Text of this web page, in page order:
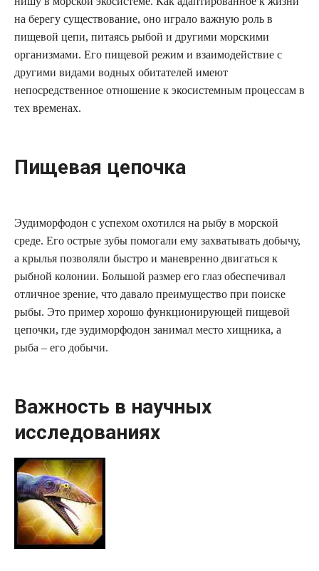
на берегу существование, оно играло важную роль в
пищевой цепи, питаясь рыбой и другими морскими
организмами. Его пищевой режим и взаимодействие с
другими видами водных обитателей имеют
непосредственное отношение к экосистемным процессам в
тех временах.
Пищевая цепочка
Эудиморфодон с успехом охотился на рыбу в морской
среде. Его острые зубы помогали ему захватывать добычу,
а крылья позволяли быстро и маневренно двигаться к
рыбной колонии. Большой размер его глаз обеспечивал
отличное зрение, что давало преимущество при поиске
рыбы. Это пример хорошо функционирующей пищевой
цепочки, где эудиморфодон занимал место хищника, а
рыба – его добычи.
Важность в научных
исследованиях